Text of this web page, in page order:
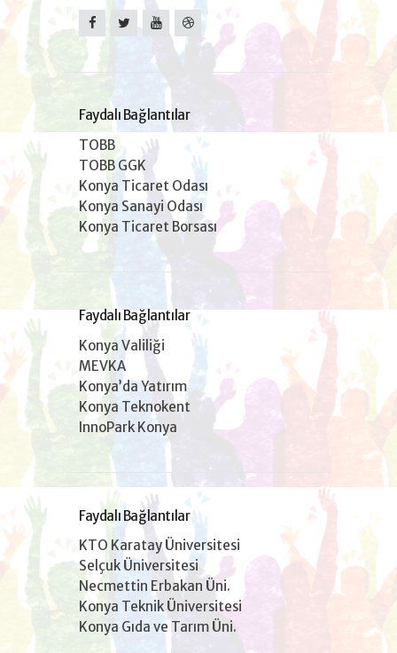
Faydalı Bağlantılar
TOBB
TOBB GGK
Konya Ticaret Odası
Konya Sanayi Odası
Konya Ticaret Borsası
Faydalı Bağlantılar
Konya Valiliği
MEVKA
Konya’da Yatırım
Konya Teknokent
InnoPark Konya
Faydalı Bağlantılar
KTO Karatay Üniversitesi
Selçuk Üniversitesi
Necmettin Erbakan Üni.
Konya Teknik Üniversitesi
Konya Gıda ve Tarım Üni.